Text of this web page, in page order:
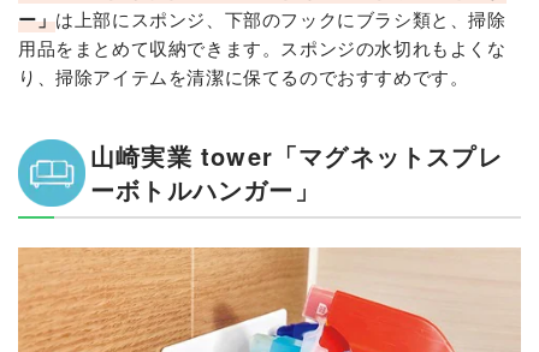
ー」は上部にスポンジ、下部のフックにブラシ類と、掃除
用品をまとめて収納できます。スポンジの水切れもよくな
り、掃除アイテムを清潔に保てるのでおすすめです。
山崎実業 tower「マグネットスプレ
ーボトルハンガー」